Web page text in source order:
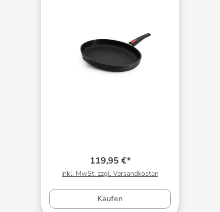
119,95 €*
inkl. MwSt. zzgl. Versandkosten
Kaufen